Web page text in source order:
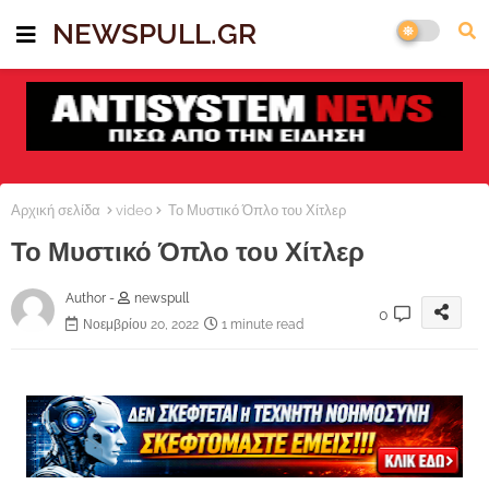
NEWSPULL.GR
Αρχική σελίδα video Το Μυστικό Όπλο του Χίτλερ
Το Μυστικό Όπλο του Χίτλερ
Author -
newspull
Νοεμβρίου 20, 2022
1 minute read
0